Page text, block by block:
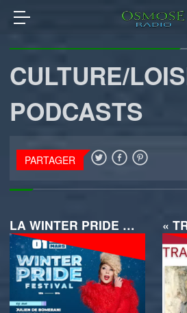
CULTURE/
PODCASTS
PARTAGER
LA WINTER PRIDE FESTIVAL DE RETOUR À AVIGNON